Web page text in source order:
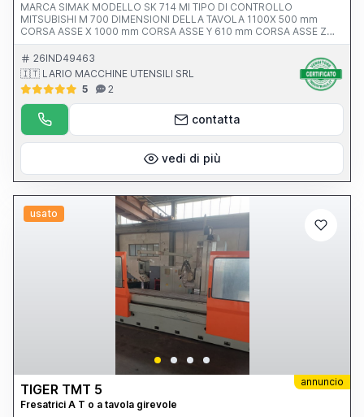
MARCA SIMAK MODELLO SK 714 MI TIPO DI CONTROLLO
MITSUBISHI M 700 DIMENSIONI DELLA TAVOLA 1100X 500 mm
CORSA ASSE X 1000 mm CORSA ASSE Y 610 mm CORSA ASSE Z
550 mm AVANZAMENTO RAPIDO ASSI X-Y-Z ATTACCO MANDRINO
POTENZA MOTORE MANDRINO 10.0000 rpm ANNO V MACCHINA
CE 2012 INGOMBRI 2100x2400x2500 mm PESO 5500 kg
ACCESSORI NOTE ALTA PRESSIONE 20 BAR
26IND49463
🇮🇹 LARIO MACCHINE UTENSILI SRL
5
2
contatta
vedi di più
usato
annuncio
TIGER TMT 5
Fresatrici A T o a tavola girevole